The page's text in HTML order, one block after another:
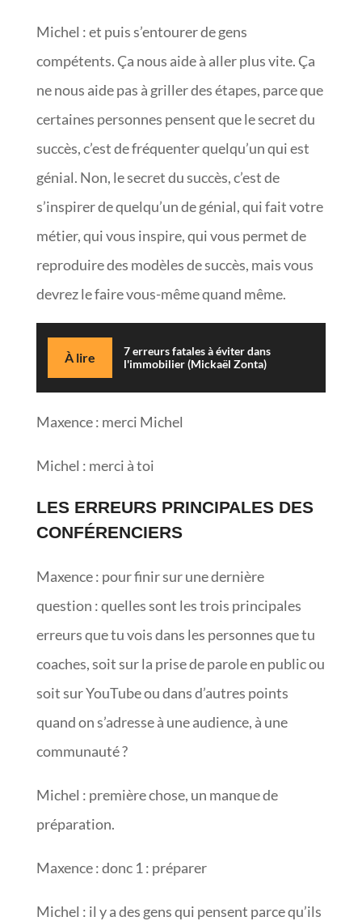
Michel : et puis s’entourer de gens
compétents. Ça nous aide à aller plus vite. Ça
ne nous aide pas à griller des étapes, parce que
certaines personnes pensent que le secret du
succès, c’est de fréquenter quelqu’un qui est
génial. Non, le secret du succès, c’est de
s’inspirer de quelqu’un de génial, qui fait votre
métier, qui vous inspire, qui vous permet de
reproduire des modèles de succès, mais vous
devrez le faire vous-même quand même.
À lire
7 erreurs fatales à éviter dans
l'immobilier (Mickaël Zonta)
Maxence : merci Michel
Michel : merci à toi
LES ERREURS PRINCIPALES DES
CONFÉRENCIERS
Maxence : pour finir sur une dernière
question : quelles sont les trois principales
erreurs que tu vois dans les personnes que tu
coaches, soit sur la prise de parole en public ou
soit sur YouTube ou dans d’autres points
quand on s’adresse à une audience, à une
communauté ?
Michel : première chose, un manque de
préparation.
Maxence : donc 1 : préparer
Michel : il y a des gens qui pensent parce qu’ils